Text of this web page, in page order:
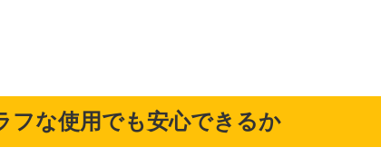
フな使用でも安心できるか